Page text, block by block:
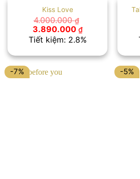
Kiss Love
4.000.000₫
Giá
gốc
là:
3.890.000 ₫Giá
hiện
tại
3.890.000 ₫.
Tiết kiệm: 2.8%
-7% -5%